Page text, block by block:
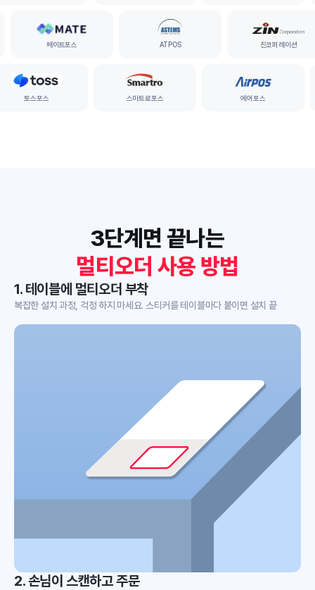
메이트포스 ATPOS 진코퍼레이션
에어포스
스마트로포스
토스포스
3단계면 끝나는
멀티오더 사용 방법
1. 테이블에 멀티오더 부착
복잡한 설치 과정, 걱정 하지 마세요. 스티커를 테이블마다 붙이면 설치 끝
2. 손님이 스캔하고 주문